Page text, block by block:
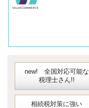
new! 全国対応可能な
税理士さん!!
相続税対策に強い